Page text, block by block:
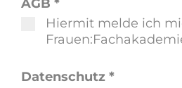
AGB *
Hiermit melde ich
Datenschutz *